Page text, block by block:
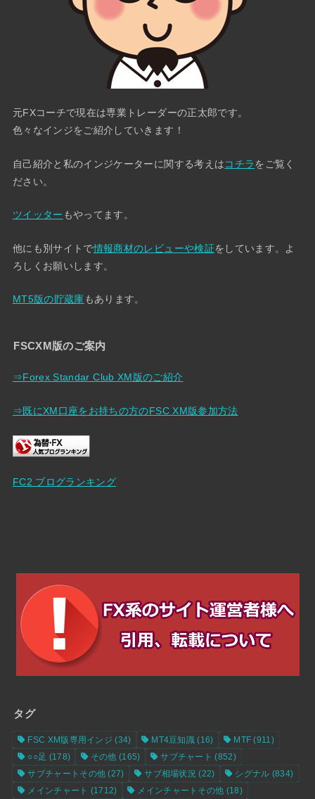
元FXコーチで現在は専業トレーダーの正太郎です。
色々なインジをご紹介していきます！
自己紹介と私のインジケーターに関する考えはコチラをご覧く
ださい。
ツイッター もやってます。
他にも別サイトで情報商材のレビューや検証をしています。よ
ろしくお願いします。
MT5版の貯蔵庫もあります。
FSCXM版のご案内
⇒Forex Standar Club XM版のご紹介
⇒既にXM口座をお持ちの方のFSC XM版参加方法
FC2 ブログランキング
タグ
FSC XM版専用インジ (34) MT4豆知識 (16) MTF (911)
○○足 (178) その他 (165) サブチャート (852)
サブチャートその他 (27) サブ相場状況 (22) シグナル (834)
メインチャート (1712) メインチャートその他 (18)